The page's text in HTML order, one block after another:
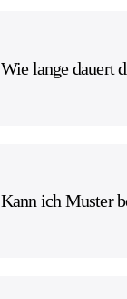
Wie lange dauert
Kann ich Muster